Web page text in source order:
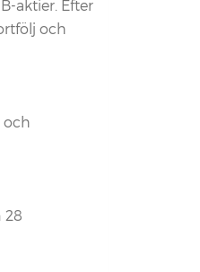
aktier. Efter
och
och
28